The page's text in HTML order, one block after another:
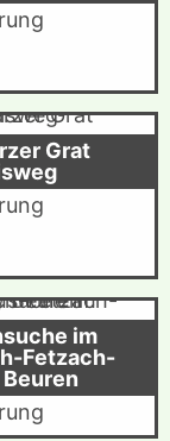
Grat
im
Fetzach-